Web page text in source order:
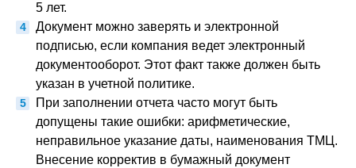
5 лет.
Документ можно заверять и электронной
подписью, если компания ведет электронный
документооборот. Этот факт также должен быть
указан в учетной политике.
При заполнении отчета часто могут быть
допущены такие ошибки: арифметические,
неправильное указание даты, наименования ТМЦ.
Внесение корректив в бумажный документ